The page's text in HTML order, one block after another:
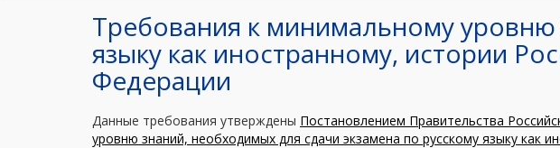
Требования к минимальному уровню
языку как иностранному, истории
Федерации
Данные требования утверждены Постановлением Правительства
уровню знаний, необходимых для сдачи экзамена по русскому языку как